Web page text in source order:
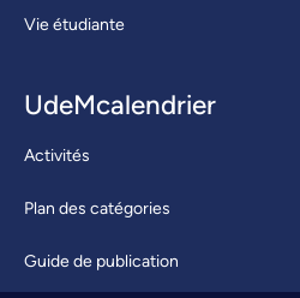
Vie étudiante
UdeMcalendrier
Activités
Plan des catégories
Guide de publication